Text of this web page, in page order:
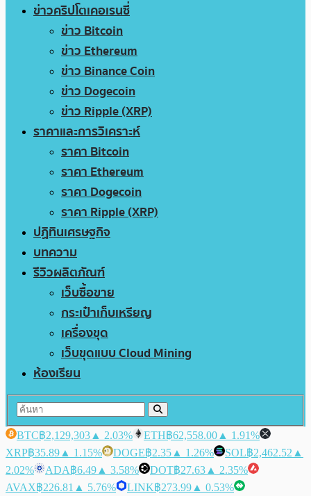
ข่าวคริปโตเคอเรนซี่
ข่าว Bitcoin
ข่าว Ethereum
ข่าว Binance Coin
ข่าว Dogecoin
ข่าว Ripple (XRP)
ราคาและการวิเคราะห์
ราคา Bitcoin
ราคา Ethereum
ราคา Dogecoin
ราคา Ripple (XRP)
ปฏิทินเศรษฐกิจ
บทความ
รีวิวผลิตภัณฑ์
เว็บซื้อขาย
กระเป๋าเก็บเหรียญ
เครื่องขุด
เว็บขุดแบบ Cloud Mining
ห้องเรียน
BTC฿2,129,303 ▲ 2.03% ETH฿62,558.00 ▲ 1.91%
XRP฿35.89 ▲ 1.15% DOGE฿2.35 ▲ 1.26% SOL฿2,462.52 ▲
2.02%
ADA฿6.49 ▲ 3.58% DOT฿27.63 ▲ 2.35%
AVAX฿226.81 ▲ 5.76% LINK฿273.99 ▲ 0.53%